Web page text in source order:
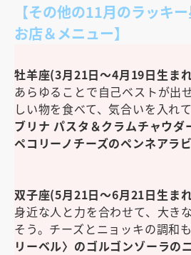
【その他の11月のラッキ
お店＆メニュー】
牡羊座(3月21日～4月19日生ま
あらゆることで自己ベストが出
しい物を食べて、気合いを入れ
ブリナ パスタ＆クラムチャウダ
ペコリーノチーズのペンネアラビ
双子座(5月21日～6月21日生まれ
身近な人と力を合わせて、大き
そう。チーズとニョッキの調和
リーベル〉のゴルゴンゾーラの